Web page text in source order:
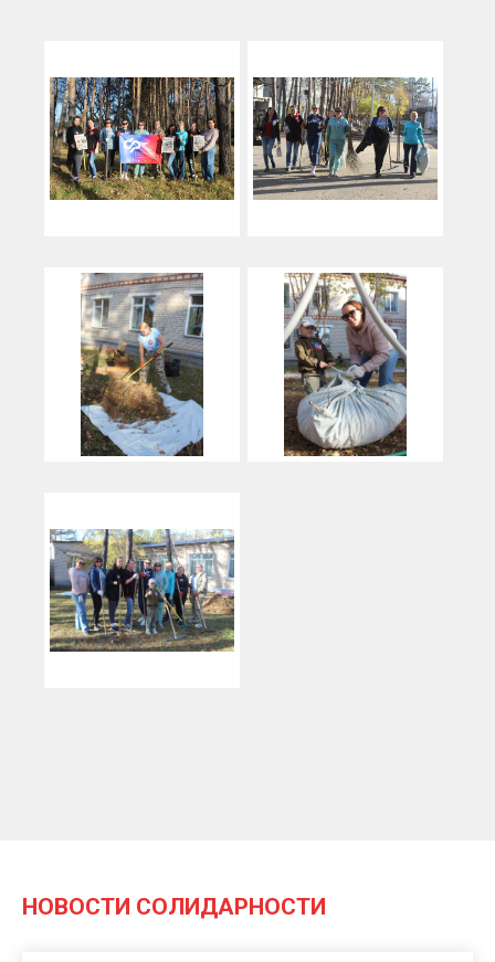
НОВОСТИ СОЛИДАРНОСТИ